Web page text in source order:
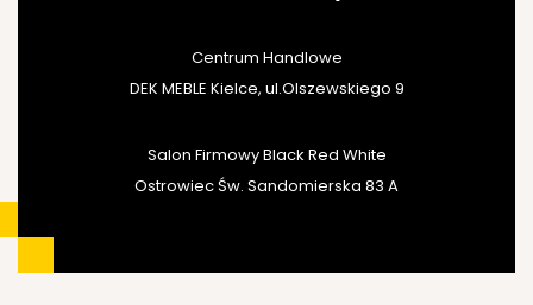
Centrum Handlowe
DEK MEBLE Kielce, ul.Olszewskiego 9
Salon Firmowy Black Red White
Ostrowiec Św. Sandomierska 83 A